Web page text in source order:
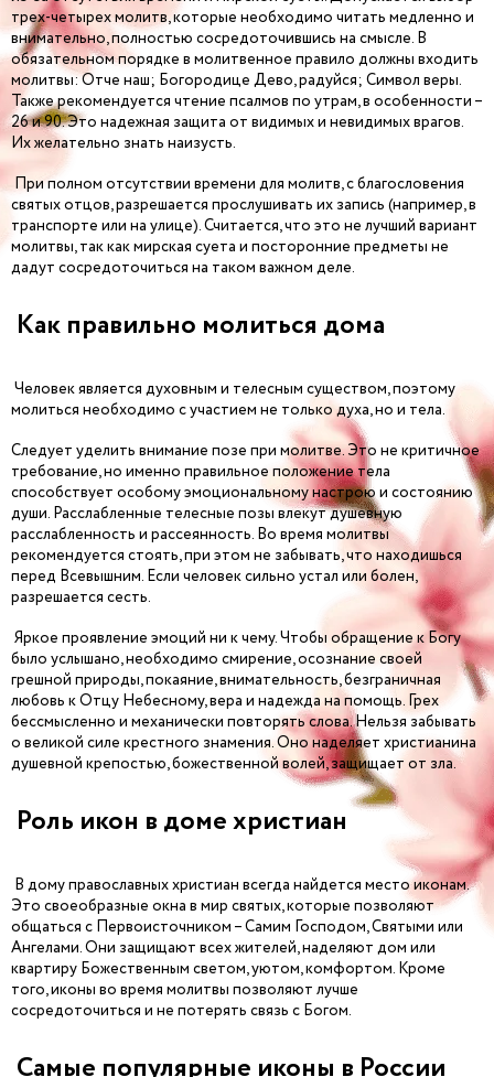
трех-четырех молитв, которые необходимо читать медленно и
внимательно, полностью сосредоточившись на смысле. В
обязательном порядке в молитвенное правило должны входить
молитвы: Отче наш; Богородице Дево, радуйся; Символ веры.
Также рекомендуется чтение псалмов по утрам, в особенности –
26 и 90. Это надежная защита от видимых и невидимых врагов.
Их желательно знать наизусть.
При полном отсутствии времени для молитв, с благословения
святых отцов, разрешается прослушивать их запись (например, в
транспорте или на улице). Считается, что это не лучший вариант
молитвы, так как мирская суета и посторонние предметы не
дадут сосредоточиться на таком важном деле.
Как правильно молиться дома
Человек является духовным и телесным существом, поэтому
молиться необходимо с участием не только духа, но и тела.
Следует уделить внимание позе при молитве. Это не критичное
требование, но именно правильное положение тела
способствует особому эмоциональному настрою и состоянию
души. Расслабленные телесные позы влекут душевную
расслабленность и рассеянность. Во время молитвы
рекомендуется стоять, при этом не забывать, что находишься
перед Всевышним. Если человек сильно устал или болен,
разрешается сесть.
Яркое проявление эмоций ни к чему. Чтобы обращение к Богу
было услышано, необходимо смирение, осознание своей
грешной природы, покаяние, внимательность, безграничная
любовь к Отцу Небесному, вера и надежда на помощь. Грех
бессмысленно и механически повторять слова. Нельзя забывать
о великой силе крестного знамения. Оно наделяет христианина
душевной крепостью, божественной волей, защищает от зла.
Роль икон в доме христиан
В дому православных христиан всегда найдется место иконам.
Это своеобразные окна в мир святых, которые позволяют
общаться с Первоисточником – Самим Господом, Святыми или
Ангелами. Они защищают всех жителей, наделяют дом или
квартиру Божественным светом, уютом, комфортом. Кроме
того, иконы во время молитвы позволяют лучше
сосредоточиться и не потерять связь с Богом.
Самые популярные иконы в России